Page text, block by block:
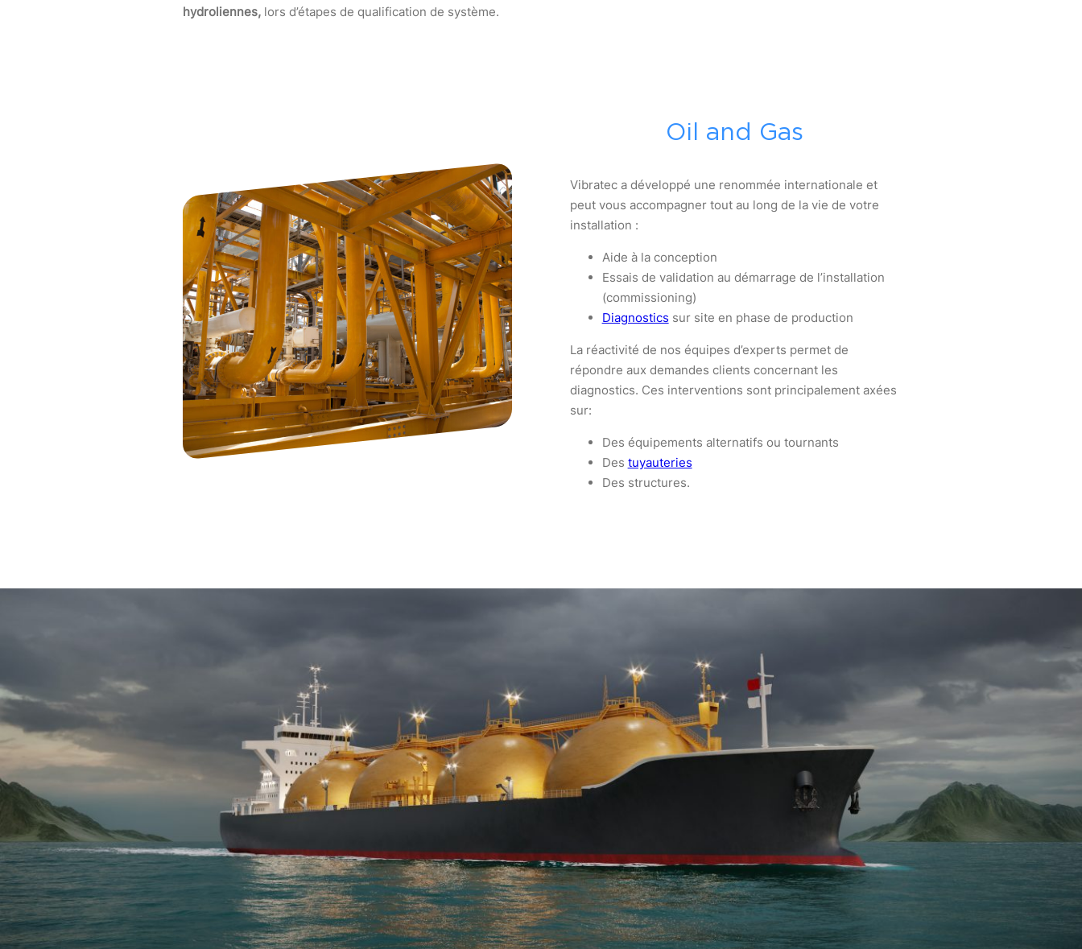
hydroliennes, lors d’étapes de qualification de système.
Oil and Gas
Vibratec a développé une renommée internationale et
peut vous accompagner tout au long de la vie de votre
installation :
Aide à la conception
Essais de validation au démarrage de l’installation
(commissioning)
Diagnostics sur site en phase de production
La réactivité de nos équipes d’experts permet de
répondre aux demandes clients concernant les
diagnostics. Ces interventions sont principalement axées
sur:
Des équipements alternatifs ou tournants
Des tuyauteries
Des structures.